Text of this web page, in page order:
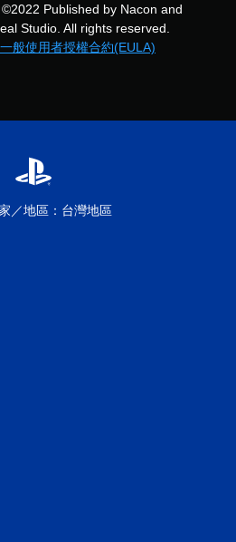
Published by Nacon and
Studio. All rights reserved.
般使用者授權合約(EULA)
／地區：台灣地區